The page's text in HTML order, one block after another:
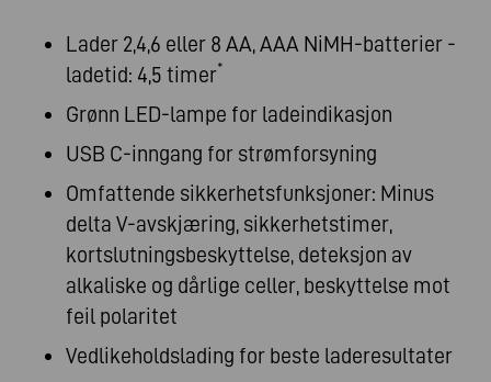
Lader 2,4,6 eller 8 AA, AAA NiMH-batterier -
ladetid: 4,5 timer*
Grønn LED-lampe for ladeindikasjon
USB C-inngang for strømforsyning
Omfattende sikkerhetsfunksjoner: Minus
delta V-avskjæring, sikkerhetstimer,
kortslutningsbeskyttelse, deteksjon av
alkaliske og dårlige celler, beskyttelse mot
feil polaritet
Vedlikeholdslading for beste laderesultater